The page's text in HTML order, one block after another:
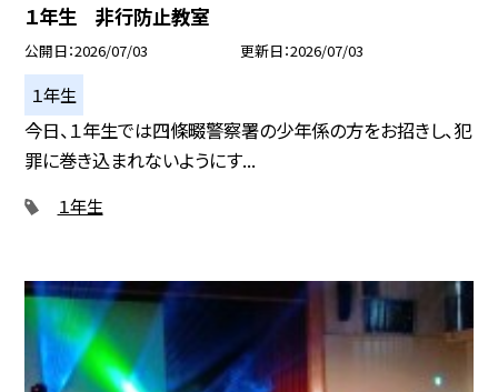
１年生 非行防止教室
公開日 2026/07/03 更新日 2026/07/03
１年生
今日、１年生では四條畷警察署の少年係の方をお招きし、犯
罪に巻き込まれないようにす...
１年生